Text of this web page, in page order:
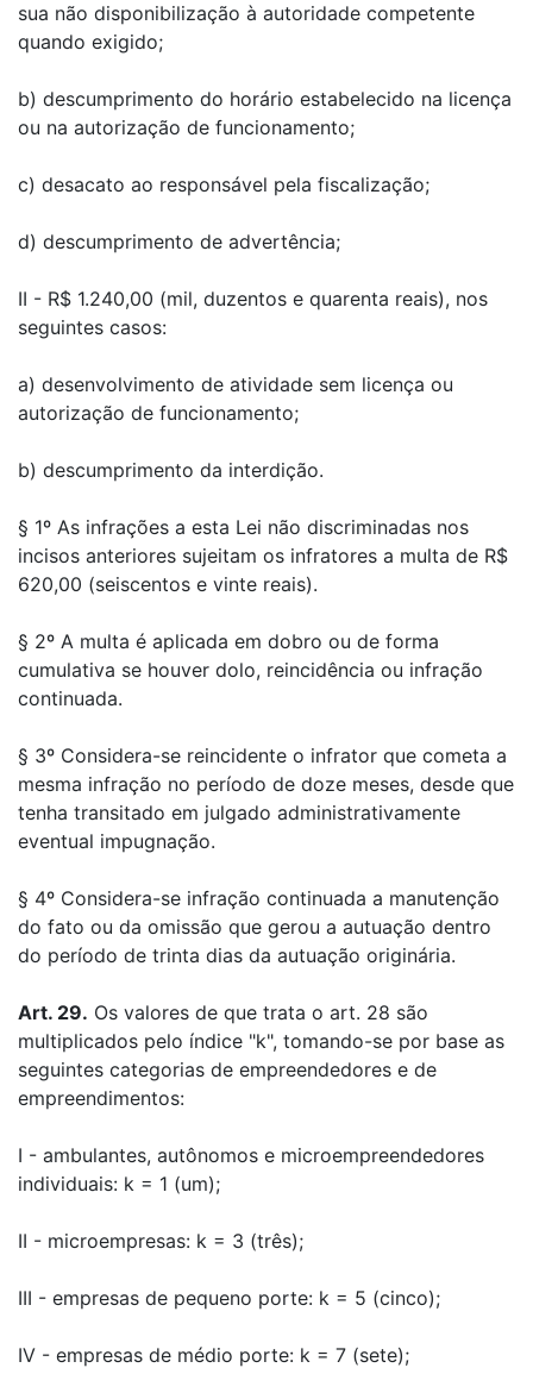
sua não disponibilização à autoridade competente
quando exigido;
b) descumprimento do horário estabelecido na licença
ou na autorização de funcionamento;
c) desacato ao responsável pela fiscalização;
d) descumprimento de advertência;
II - R$ 1.240,00 (mil, duzentos e quarenta reais), nos
seguintes casos:
a) desenvolvimento de atividade sem licença ou
autorização de funcionamento;
b) descumprimento da interdição.
§ 1º As infrações a esta Lei não discriminadas nos
incisos anteriores sujeitam os infratores a multa de R$
620,00 (seiscentos e vinte reais).
§ 2º A multa é aplicada em dobro ou de forma
cumulativa se houver dolo, reincidência ou infração
continuada.
§ 3º Considera-se reincidente o infrator que cometa a
mesma infração no período de doze meses, desde que
tenha transitado em julgado administrativamente
eventual impugnação.
§ 4º Considera-se infração continuada a manutenção
do fato ou da omissão que gerou a autuação dentro
do período de trinta dias da autuação originária.
Art. 29. Os valores de que trata o art. 28 são
multiplicados pelo índice "k", tomando-se por base as
seguintes categorias de empreendedores e de
empreendimentos:
I - ambulantes, autônomos e microempreendedores
individuais: k = 1 (um);
II - microempresas: k = 3 (três);
III - empresas de pequeno porte: k = 5 (cinco);
IV - empresas de médio porte: k = 7 (sete);